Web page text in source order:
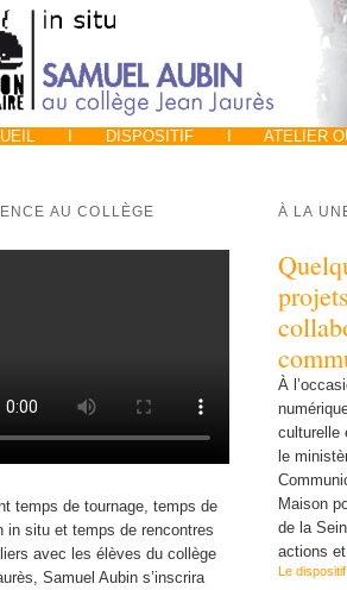
I DISPOSITIF I ATELIER
AU COLLÈGE
temps de tournage, temps de
in situ et temps de rencontres
avec les élèves du collège
Samuel Aubin s’inscrira
À LA
À
culturelle
le
Maison
de la
actions
Le dispositif